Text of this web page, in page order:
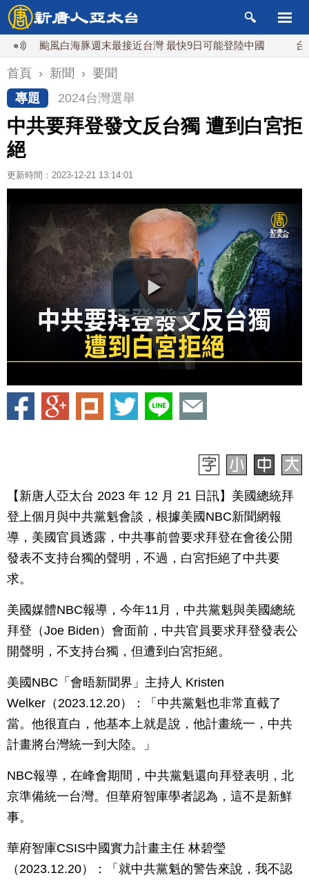
颱風白海豚週末最接近台灣 最快9日可能登陸中國 台灣漢
首頁 › 新聞 › 要聞
專題
2024台灣選舉
中共要拜登發文反台獨 遭到白宮拒
絕
更新時間：2023-12-21 13:14:01
【新唐人亞太台 2023 年 12 月 21 日訊】美國總統拜
登上個月與中共黨魁會談，根據美國NBC新聞網報
導，美國官員透露，中共事前曾要求拜登在會後公開
發表不支持台獨的聲明，不過，白宮拒絕了中共要
求。
美國媒體NBC報導，今年11月，中共黨魁與美國總統
拜登（Joe Biden）會面前，中共官員要求拜登發表公
開聲明，不支持台獨，但遭到白宮拒絕。
美國NBC「會晤新聞界」主持人 Kristen
Welker（2023.12.20）：「中共黨魁也非常直截了
當。他很直白，他基本上就是說，他計畫統一，中共
計畫將台灣統一到大陸。」
NBC報導，在峰會期間，中共黨魁還向拜登表明，北
京準備統一台灣。但華府智庫學者認為，這不是新鮮
事。
華府智庫CSIS中國實力計畫主任 林碧瑩
（2023.12.20）：「就中共黨魁的警告來說，我不認